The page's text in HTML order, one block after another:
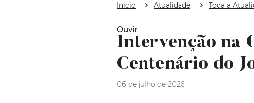
Início Atualidade Toda a
Ouvir
Intervenção na
Centenário do
06 de julho de 2026